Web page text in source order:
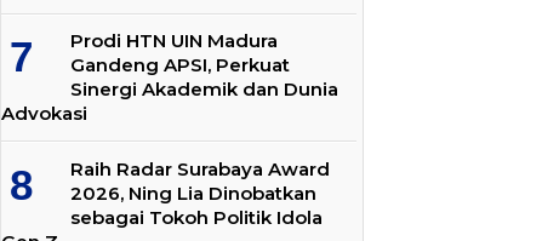
Prodi HTN UIN Madura
Gandeng APSI, Perkuat
Sinergi Akademik dan Dunia
Advokasi
Raih Radar Surabaya Award
2026, Ning Lia Dinobatkan
sebagai Tokoh Politik Idola